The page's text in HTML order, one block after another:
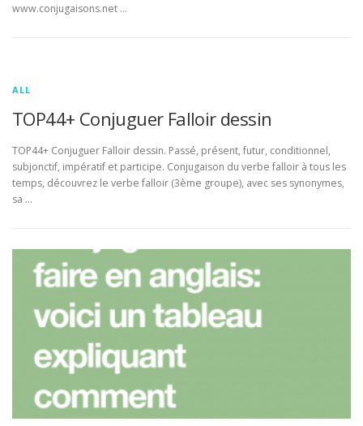
www.conjugaisons.net …
ALL
TOP44+ Conjuguer Falloir dessin
TOP44+ Conjuguer Falloir dessin. Passé, présent, futur, conditionnel,
subjonctif, impératif et participe. Conjugaison du verbe falloir à tous les
temps, découvrez le verbe falloir (3ème groupe), avec ses synonymes,
sa …